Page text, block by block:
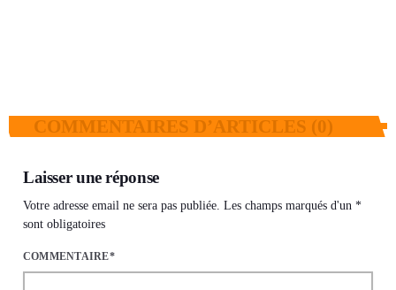
COMMENTAIRES D’ARTICLES (0)
Laisser une réponse
Votre adresse email ne sera pas publiée. Les champs marqués d'un *
sont obligatoires
COMMENTAIRE*